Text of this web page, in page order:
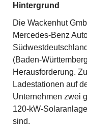
Hintergrund
Die Wackenhut
Mercedes-Benz
(Baden-
Herausforderung.
Ladestationen auf
Unternehmen zwei
120-kW-
sind.